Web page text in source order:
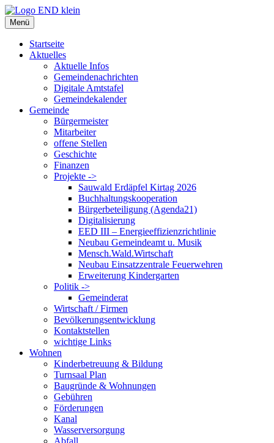
Zum
Inhalt
springen
Menü
Startseite
Aktuelles
Aktuelle Infos
Gemeindenachrichten
Digitale Amtstafel
Gemeindekalender
Gemeinde
Bürgermeister
Mitarbeiter
offene Stellen
Geschichte
Finanzen
Projekte ->
Sauwald Erdäpfel Kirtag 2026
Buchhaltungskooperation
Bürgerbeteiligung (Agenda21)
Digitalisierung
EED III – Energieeffizienzrichtlinie
Neubau Gemeindeamt u. Musik
Mensch.Wald.Wirtschaft
Neubau Einsatzzentrale Feuerwehren
Erweiterung Kindergarten
Politik ->
Gemeinderat
Wirtschaft / Firmen
Bevölkerungsentwicklung
Kontaktstellen
wichtige Links
Wohnen
Kinderbetreuung & Bildung
Turnsaal Plan
Baugründe & Wohnungen
Gebühren
Förderungen
Kanal
Wasserversorgung
Abfall